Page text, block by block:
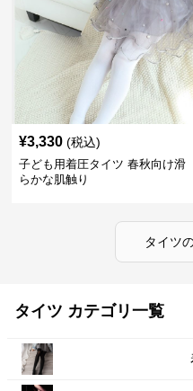
¥3,330 (税込)
子ども用着圧タイツ 春秋向け滑
らかな肌触り
タイツ
タイツ カテゴリ一覧